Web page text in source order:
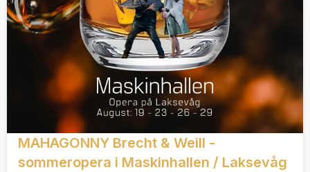
MAHAGONNY Brecht & Weill -
sommeropera i Maskinhallen / Laksevåg